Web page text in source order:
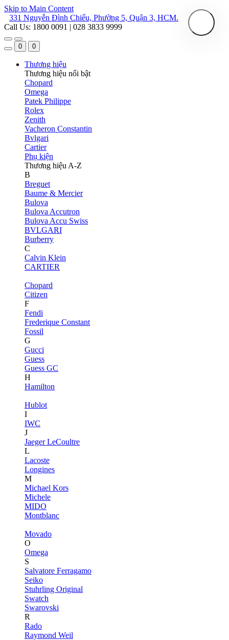
Skip to Main Content
331 Nguyễn Đình Chiểu, Phường 5, Quận 3, HCM.
Call Us: 1800 0091 | 028 3833 9999
0 0
Thương hiệu
Thương hiệu nổi bật
Chopard
Omega
Patek Philippe
Rolex
Zenith
Vacheron Constantin
Bvlgari
Cartier
Phụ kiện
Thương hiệu A-Z
B
Breguet
Baume & Mercier
Bulova
Bulova Accutron
Bulova Accu Swiss
BVLGARI
Burberry
C
Calvin Klein
CARTIER
Chopard
Citizen
F
Fendi
Frederique Constant
Fossil
G
Gucci
Guess
Guess GC
H
Hamilton
Hublot
I
IWC
J
Jaeger LeCoultre
L
Lacoste
Longines
M
Michael Kors
Michele
MIDO
Montblanc
Movado
O
Omega
S
Salvatore Ferragamo
Seiko
Stuhrling Original
Swatch
Swarovski
R
Rado
Raymond Weil